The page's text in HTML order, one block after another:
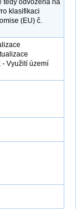
tedy odvozena na
klasifikaci
(EU) č.
- Využití území